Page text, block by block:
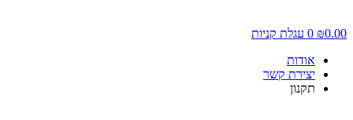
₪
0 עגלת קניות
אודות
יצירת קשר
תקנון